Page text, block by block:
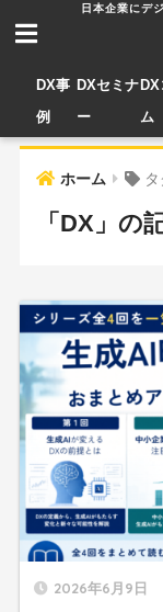
DX事
例
DXセミナ
ー
ム
ホーム タ
「DX」の
2026年6月9日